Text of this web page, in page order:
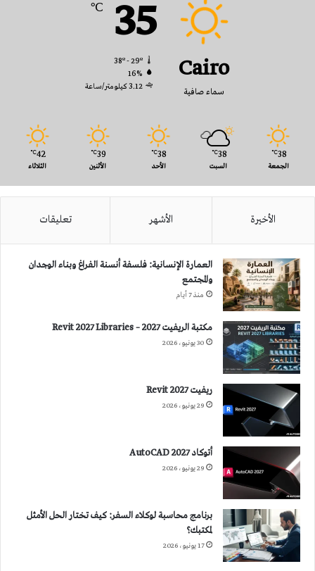
Cairo
سماء صافية
35
℃
38º - 29º
16%
3.12 كيلومتر/ساعة
38
℃
الجمعة
38
℃
السبت
38
℃
الأحد
39
℃
الأثنين
42
℃
الثلاثاء
الأخيرة الأشهر تعليقات
العمارة الإنسانية: فلسفة أنسنة الفراغ وبناء الوجدان
والمجتمع
منذ 7 أيام
مكتبة الريفيت 2027 – Revit 2027 Libraries
30 يونيو، 2026
ريفيت 2027 Revit
29 يونيو، 2026
أتوكاد 2027 AutoCAD
29 يونيو، 2026
برنامج محاسبة لوكلاء السفر: كيف تختار الحل الأمثل
لمكتبك؟
17 يونيو، 2026